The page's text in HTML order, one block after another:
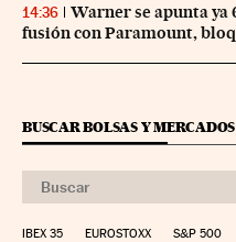
14:36
Warner se apunta ya
fusión con Paramount,
BUSCAR BOLSAS Y MERCADOS
IBEX 35 EUROSTOXX S&P 500